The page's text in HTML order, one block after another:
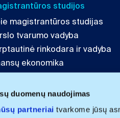
duomenų naudojimas
partneriai tvarkome jūsų
studijos
magistrantūros studijas
tvarumo vadyba
rinkodara ir vadyba
ekonomika
ir technologijų vadyba